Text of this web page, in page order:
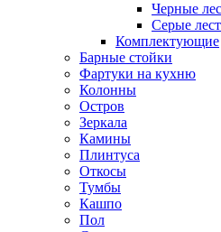
Черные
Серые
Комплектующие
Барные стойки
Фартуки на кухню
Колонны
Остров
Зеркала
Камины
Плинтуса
Откосы
Тумбы
Кашпо
Пол